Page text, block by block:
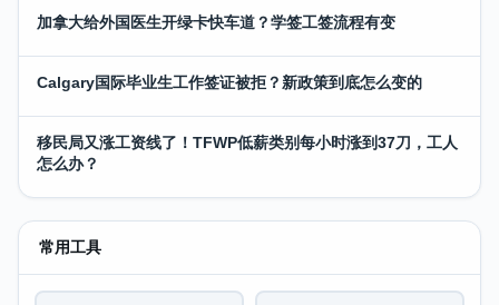
加拿大给外国医生开绿卡快车道？学签工签流程有变
Calgary国际毕业生工作签证被拒？新政策到底怎么变的
移民局又涨工资线了！TFWP低薪类别每小时涨到37刀，工人
怎么办？
常用工具